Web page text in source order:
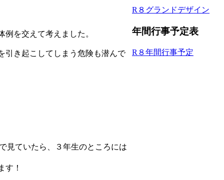
を交えて考えました。
引き起こしてしまう危険も潜んで
見ていたら、３年生のところには
す！
R８グランドデザイン
年間行事予定表
R８年間行事予定